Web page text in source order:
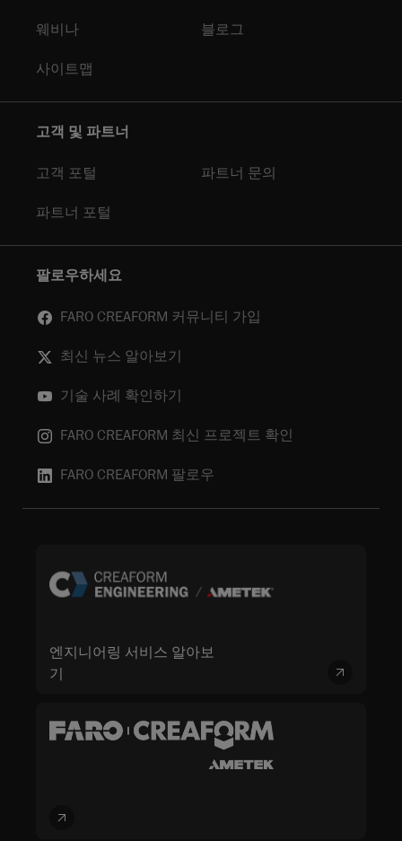
웨비나 블로그
사이트맵
고객 및 파트너
고객 포털 파트너 문의
파트너 포털
팔로우하세요
FARO CREAFORM 커뮤니티 가입
최신 뉴스 알아보기
기술 사례 확인하기
FARO CREAFORM 최신 프로젝트 확인
FARO CREAFORM 팔로우
엔지니어링 서비스 알아보
기